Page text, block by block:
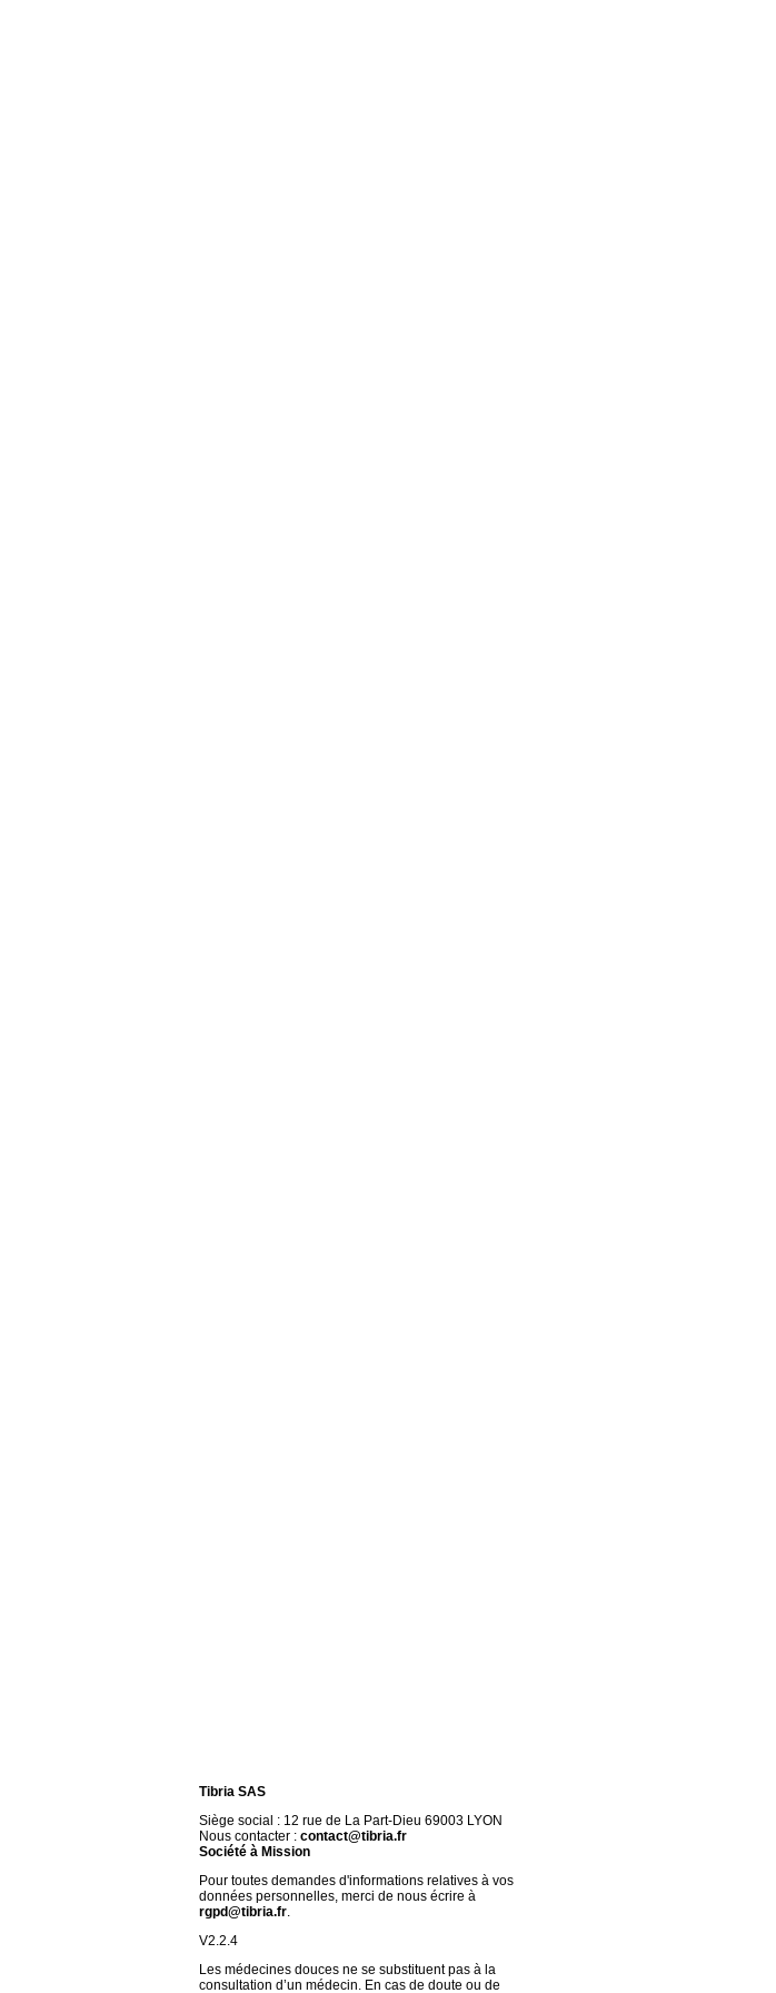
Tibria SAS
Siège social : 12 rue de La Part-Dieu 69003 LYON
Nous contacter :contact@tibria.fr
Société à Mission
Pour toutes demandes d'informations relatives à vos
données personnelles, merci de nous écrire à
rgpd@tibria.fr.
V2.2.4
Les médecines douces ne se substituent pas à la
consultation d’un médecin. En cas de doute ou de